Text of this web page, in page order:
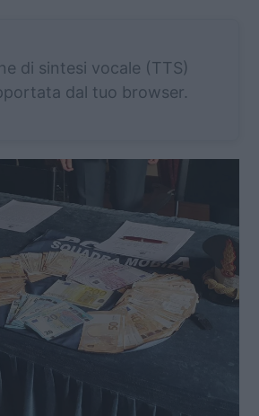
di sintesi vocale (TTS)
dal tuo browser.